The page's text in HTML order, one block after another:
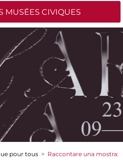
MUSÉES CIVIQUES
pour tous > Raccontare una mostra: